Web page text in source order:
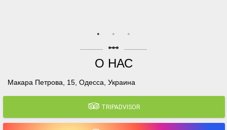
linear_scale
О НАС
Макара Петрова, 15, Одесса, Украина
TRIPADVISOR